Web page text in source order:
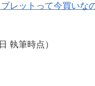
レットって今買いな
執筆時点）